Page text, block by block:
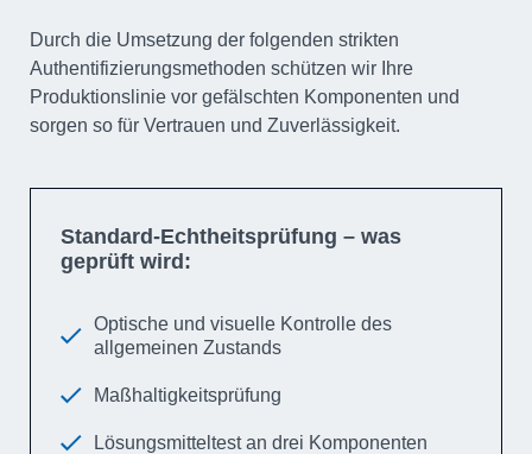
Durch die Umsetzung der folgenden strikten
Authentifizierungsmethoden schützen wir Ihre
Produktionslinie vor gefälschten Komponenten und
sorgen so für Vertrauen und Zuverlässigkeit.
Standard-Echtheitsprüfung – was
geprüft wird:
Optische und visuelle Kontrolle des
allgemeinen Zustands
Maßhaltigkeitsprüfung
Lösungsmitteltest an drei Komponenten